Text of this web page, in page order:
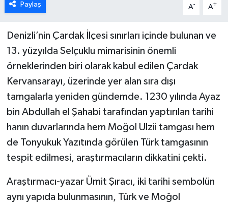
Paylaş A- A+
Denizli’nin Çardak İlçesi sınırları içinde bulunan ve
13. yüzyılda Selçuklu mimarisinin önemli
örneklerinden biri olarak kabul edilen Çardak
Kervansarayı, üzerinde yer alan sıra dışı
tamgalarla yeniden gündemde. 1230 yılında Ayaz
bin Abdullah el Şahabi tarafından yaptırılan tarihi
hanın duvarlarında hem Moğol Ulzii tamgası hem
de Tonyukuk Yazıtında görülen Türk tamgasının
tespit edilmesi, araştırmacıların dikkatini çekti.
Araştırmacı-yazar Ümit Şıracı, iki tarihi sembolün
aynı yapıda bulunmasının, Türk ve Moğol